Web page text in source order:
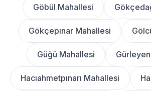
Göbül Mahallesi
Gökçepınar Mahallesi
Güğü Mahallesi
Hacıahmetpınarı Mahallesi